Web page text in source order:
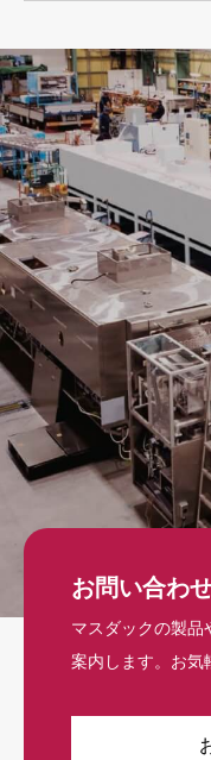
お問い合わ
マスダックの製品
案内します。お気